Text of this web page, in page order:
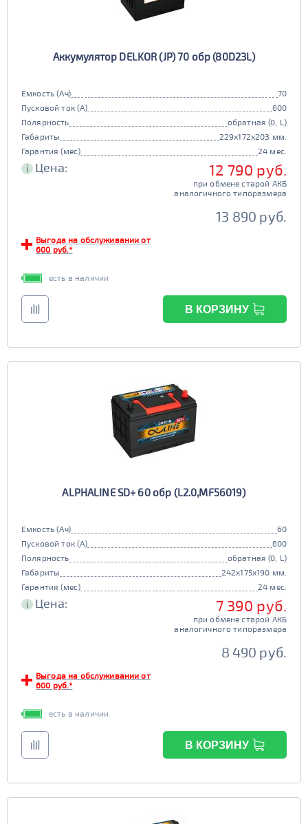
Аккумулятор DELKOR (JP) 70 обр (80D23L)
Емкость (Ач)
70
Пусковой ток (А)
600
Полярность
обратная (0, L)
Габариты
229x172x203 мм.
Гарантия (мес)
24 мес.
i Цена: 12 790 руб.
при обмене старой АКБ
аналогичного типоразмера
13 890 руб.
Выгода на обслуживании от
600 руб.*
есть в наличии
В КОРЗИНУ
ALPHALINE SD+ 60 обр (L2.0,MF56019)
Емкость (Ач)
60
Пусковой ток (А)
600
Полярность
обратная (0, L)
Габариты
242x175x190 мм.
Гарантия (мес)
24 мес.
i Цена: 7 390 руб.
при обмене старой АКБ
аналогичного типоразмера
8 490 руб.
Выгода на обслуживании от
600 руб.*
есть в наличии
В КОРЗИНУ